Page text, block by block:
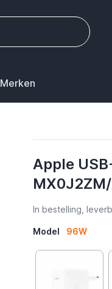
Merken
Apple
In bestelling,
Model 96W